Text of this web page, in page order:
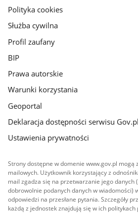
gov.pl
Polityka cookies
Służba cywilna
Profil zaufany
BIP
Prawa autorskie
Warunki korzystania
Geoportal
Deklaracja dostępności serwisu Gov.pl
Ustawienia prywatności
Strony dostępne w domenie www.gov.pl mogą
mailowych. Użytkownik korzystający z
mail zgadza się na przetwarzanie jego danych
dobrowolnie podanych danych w wiadomości)
odpowiedzi na przesłane pytania. Szczegóły
każdą z jednostek znajdują się w ich